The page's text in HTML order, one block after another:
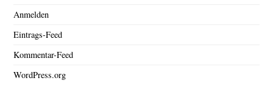
Anmelden
Eintrags-Feed
Kommentar-Feed
WordPress.org